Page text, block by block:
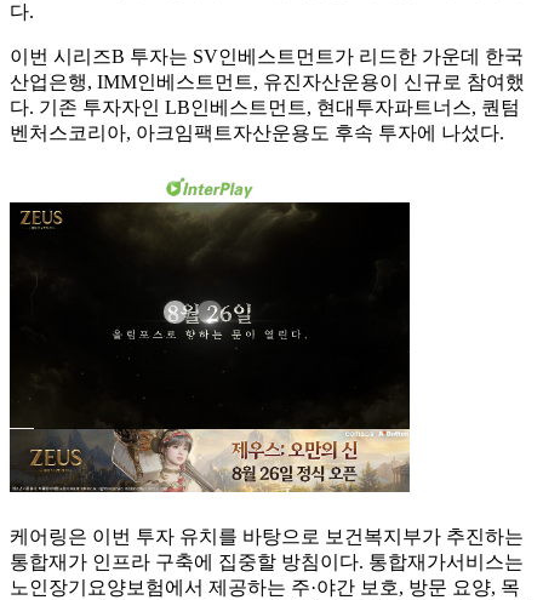
다.
이번 시리즈B 투자는 SV인베스트먼트가 리드한 가운데 한국
산업은행, IMM인베스트먼트, 유진자산운용이 신규로 참여했
다. 기존 투자자인 LB인베스트먼트, 현대투자파트너스, 퀀텀
벤처스코리아, 아크임팩트자산운용도 후속 투자에 나섰다.
케어링은 이번 투자 유치를 바탕으로 보건복지부가 추진하는
통합재가 인프라 구축에 집중할 방침이다. 통합재가서비스는
노인장기요양보험에서 제공하는 주·야간 보호, 방문 요양, 목